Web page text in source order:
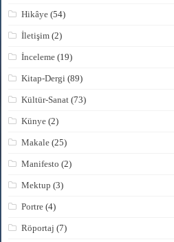
Hikâye (54)
İletişim (2)
İnceleme (19)
Kitap-Dergi (89)
Kültür-Sanat (73)
Künye (2)
Makale (25)
Manifesto (2)
Mektup (3)
Portre (4)
Röportaj (7)